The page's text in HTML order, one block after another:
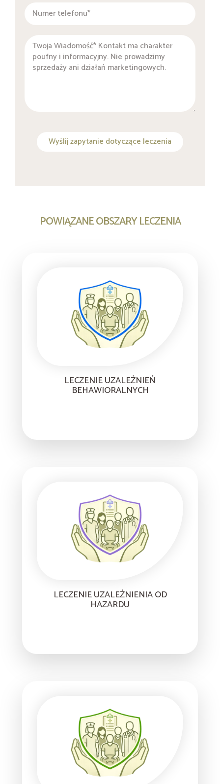
Wyślij zapytanie dotyczące leczenia
POWIĄZANE OBSZARY LECZENIA
LECZENIE UZALEŻNIEŃ
BEHAWIORALNYCH
LECZENIE UZALEŻNIENIA OD
HAZARDU